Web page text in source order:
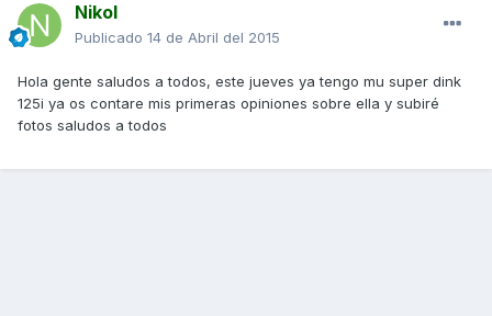
Nikol
Publicado 14 de Abril del 2015
Hola gente saludos a todos, este jueves ya tengo mu super dink
125i ya os contare mis primeras opiniones sobre ella y subiré
fotos saludos a todos